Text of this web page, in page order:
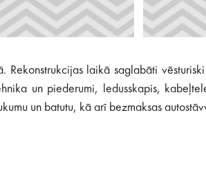
laikā saglabāti
un piederumi, ledusskapis,
un batutu, kā arī bezmaksas